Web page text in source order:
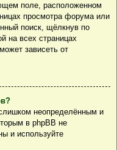
поле, расположенном
просмотра форума или
поиск, щёлкнув по
на всех страницах
зависеть от
неопределённым и
в phpBB не
и используйте